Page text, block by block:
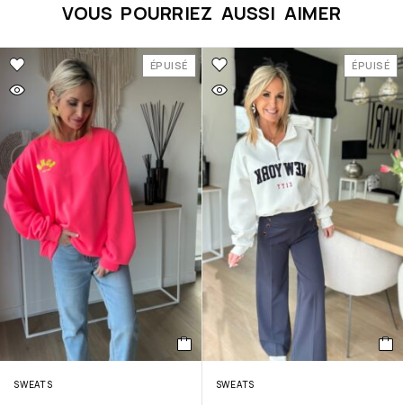
VOUS POURRIEZ AUSSI AIMER
ÉPUISÉ
SWEATS
ÉPUISÉ
SWEATS